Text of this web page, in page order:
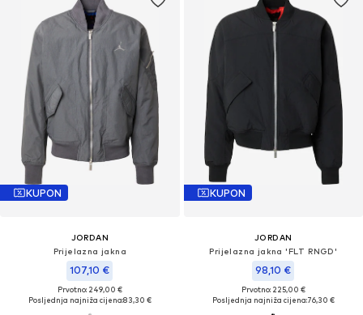
KUPON
JORDAN
Prijelazna jakna
107,10 €
Prvotno: 249,00 €
Posljednja najniža cijena:83,30 €
KUPON
JORDAN
Prijelazna jakna 'FLT RNGD'
98,10 €
Prvotno: 225,00 €
Posljednja najniža cijena:76,30 €